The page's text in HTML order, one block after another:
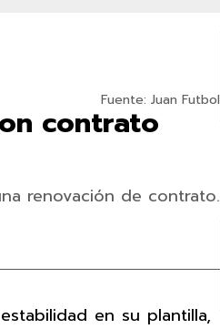
Fuente: Juan Futbol
contrato
renovación de contrato.
en su plantilla,